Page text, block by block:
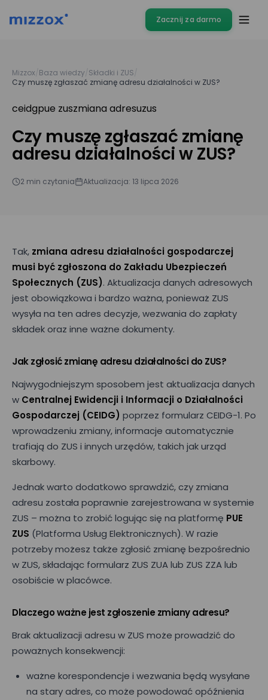
Zacznij za darmo
Mizzox Baza wiedzy Składki i ZUS
Czy muszę zgłaszać zmianę adresu działalności w ZUS?
ceidgpue zuszmiana adresuzus
Czy muszę zgłaszać zmianę
adresu działalności w ZUS?
2 min czytania Aktualizacja: 13 lipca 2026
Tak, zmiana adresu działalności gospodarczej
musi być zgłoszona do Zakładu Ubezpieczeń
Społecznych (ZUS). Aktualizacja danych adresowych
jest obowiązkowa i bardzo ważna, ponieważ ZUS
wysyła na ten adres decyzje, wezwania do zapłaty
składek oraz inne ważne dokumenty.
Jak zgłosić zmianę adresu działalności do ZUS?
Najwygodniejszym sposobem jest aktualizacja danych
w Centralnej Ewidencji i Informacji o Działalności
Gospodarczej (CEIDG) poprzez formularz CEIDG-1. Po
wprowadzeniu zmiany, informacje automatycznie
trafiają do ZUS i innych urzędów, takich jak urząd
skarbowy.
Jednak warto dodatkowo sprawdzić, czy zmiana
adresu została poprawnie zarejestrowana w systemie
ZUS – można to zrobić logując się na platformę PUE
ZUS (Platforma Usług Elektronicznych). W razie
potrzeby możesz także zgłosić zmianę bezpośrednio
w ZUS, składając formularz ZUS ZUA lub ZUS ZZA lub
osobiście w placówce.
Dlaczego ważne jest zgłoszenie zmiany adresu?
Brak aktualizacji adresu w ZUS może prowadzić do
poważnych konsekwencji:
ważne korespondencje i wezwania będą wysyłane
na stary adres, co może powodować opóźnienia